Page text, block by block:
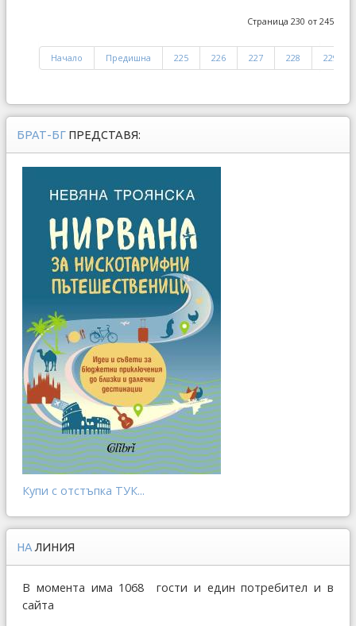
Страница 230 от 245
Начало Предишна 225 226 227 228 229
БРАТ-БГ ПРЕДСТАВЯ:
Купи с отстъпка ТУК...
НА ЛИНИЯ
В момента има 1068 гости и един потребител и в
сайта